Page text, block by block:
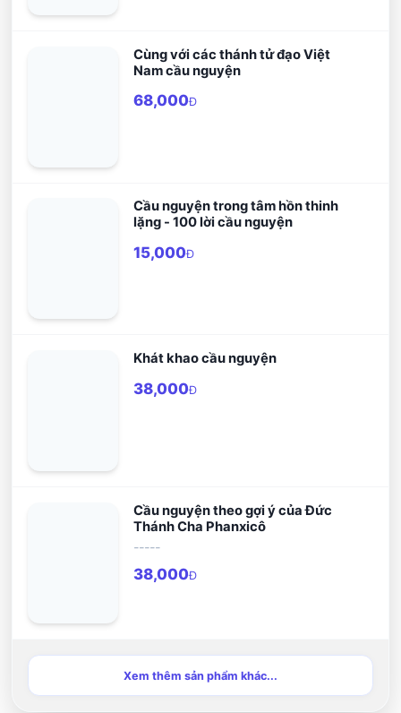
Cùng với các thánh tử đạo Việt
Nam cầu nguyện
68,000Đ
Cầu nguyện trong tâm hồn thinh
lặng - 100 lời cầu nguyện
15,000Đ
Khát khao cầu nguyện
38,000Đ
Cầu nguyện theo gợi ý của Đức
Thánh Cha Phanxicô
-----
38,000Đ
Xem thêm sản phẩm khác...